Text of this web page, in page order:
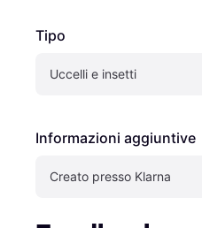
Tipo
Uccelli e insetti
Informazioni aggiuntive
Creato presso Klarna